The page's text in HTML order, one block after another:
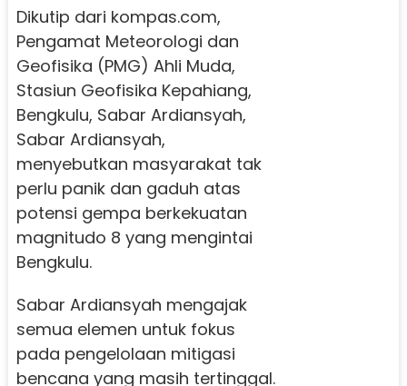
Dikutip dari kompas.com,
Pengamat Meteorologi dan
Geofisika (PMG) Ahli Muda,
Stasiun Geofisika Kepahiang,
Bengkulu, Sabar Ardiansyah,
Sabar Ardiansyah,
menyebutkan masyarakat tak
perlu panik dan gaduh atas
potensi gempa berkekuatan
magnitudo 8 yang mengintai
Bengkulu.
Sabar Ardiansyah mengajak
semua elemen untuk fokus
pada pengelolaan mitigasi
bencana yang masih tertinggal.